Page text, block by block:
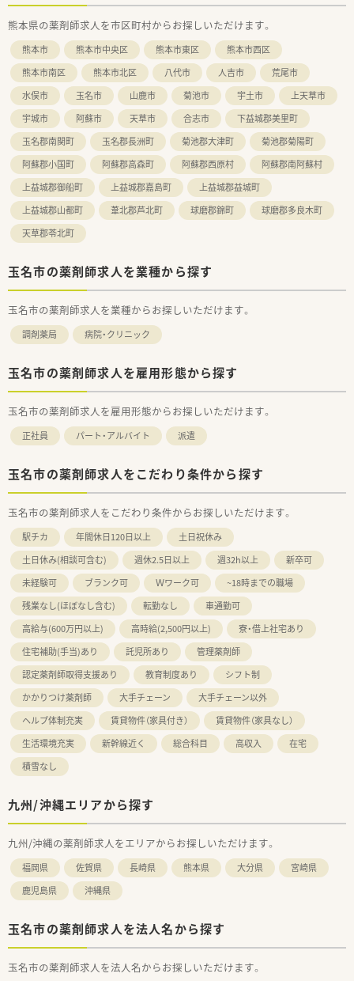
熊本県の薬剤師求人を市区町村からお探しいただけます。
熊本市 熊本市中央区 熊本市東区
熊本市西区
熊本市南区
熊本市北区 八代市 人吉市
荒尾市
水俣市
玉名市 山鹿市 菊池市 宇土市
上天草市
宇城市
阿蘇市 天草市 合志市
下益城郡美里町
玉名郡南関町
玉名郡長洲町 菊池郡大津町
菊池郡菊陽町
阿蘇郡小国町
阿蘇郡高森町 阿蘇郡西原村
阿蘇郡南阿蘇村
上益城郡御船町
上益城郡嘉島町
上益城郡益城町
上益城郡山都町
葦北郡芦北町 球磨郡錦町
球磨郡多良木町
天草郡苓北町
玉名市の薬剤師求人を業種から探す
玉名市の薬剤師求人を業種からお探しいただけます。
調剤薬局 病院・クリニック
玉名市の薬剤師求人を雇用形態から探す
玉名市の薬剤師求人を雇用形態からお探しいただけます。
正社員 パート・アルバイト 派遣
玉名市の薬剤師求人をこだわり条件から探す
玉名市の薬剤師求人をこだわり条件からお探しいただけます。
駅チカ 年間休日120日以上
土日祝休み
土日休み(相談可含む)
週休2.5日以上 週32h以上
新卒可
未経験可
ブランク可 Ｗワーク可
~18時までの職場
残業なし(ほぼなし含む)
転勤なし
車通勤可
高給与(600万円以上)
高時給(2,500円以上)
寮・借上社宅あり
住宅補助(手当)あり
託児所あり
管理薬剤師
認定薬剤師取得支援あり
教育制度あり
シフト制
かかりつけ薬剤師
大手チェーン
大手チェーン以外
ヘルプ体制充実
賃貸物件（家具付き）
賃貸物件（家具なし）
生活環境充実
新幹線近く 総合科目 高収入
在宅
積雪なし
九州/沖縄エリアから探す
九州/沖縄の薬剤師求人をエリアからお探しいただけます。
福岡県 佐賀県 長崎県 熊本県 大分県
宮崎県
鹿児島県
沖縄県
玉名市の薬剤師求人を法人名から探す
玉名市の薬剤師求人を法人名からお探しいただけます。